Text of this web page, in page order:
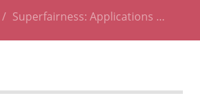
Superfairness: Applications …